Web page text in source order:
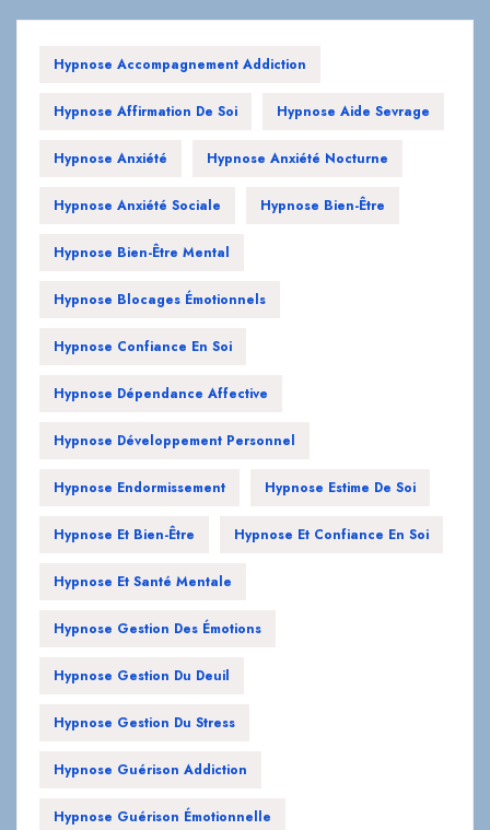
Hypnose Accompagnement Addiction
Hypnose Affirmation De Soi Hypnose Aide Sevrage
Hypnose Anxiété Hypnose Anxiété Nocturne
Hypnose Anxiété Sociale Hypnose Bien-Être
Hypnose Bien-Être Mental
Hypnose Blocages Émotionnels
Hypnose Confiance En Soi
Hypnose Dépendance Affective
Hypnose Développement Personnel
Hypnose Endormissement Hypnose Estime De Soi
Hypnose Et Bien-Être Hypnose Et Confiance En Soi
Hypnose Et Santé Mentale
Hypnose Gestion Des Émotions
Hypnose Gestion Du Deuil
Hypnose Gestion Du Stress
Hypnose Guérison Addiction
Hypnose Guérison Émotionnelle